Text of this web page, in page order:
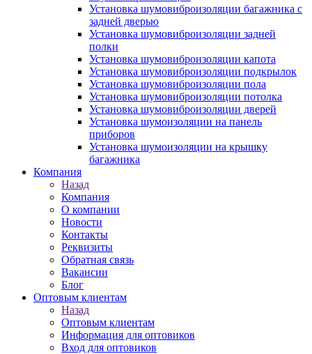
Установка шумовиброизоляции багажника с
задней дверью
Установка шумовиброизоляции задней
полки
Установка шумовиброизоляции капота
Установка шумовиброизоляции подкрылок
Установка шумовиброизоляции пола
Установка шумовиброизоляции потолка
Установка шумовиброизоляции дверей
Установка шумоизоляции на панель
приборов
Установка шумоизоляции на крышку
багажника
Компания
Назад
Компания
О компании
Новости
Контакты
Реквизиты
Обратная связь
Вакансии
Блог
Оптовым клиентам
Назад
Оптовым клиентам
Информация для оптовиков
Вход для оптовиков